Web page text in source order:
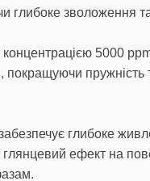
глибоке зволоження
концентрацією 5000
покращуючи пружність
глибоке
ефект на